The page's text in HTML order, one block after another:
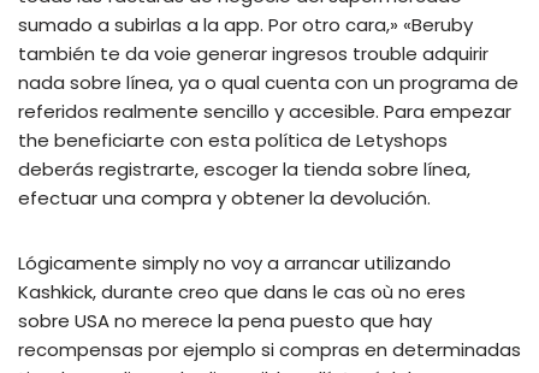
sumado a subirlas a la app. Por otro cara,» «Beruby
también te da voie generar ingresos trouble adquirir
nada sobre línea, ya o qual cuenta con un programa de
referidos realmente sencillo y accesible. Para empezar
the beneficiarte con esta política de Letyshops
deberás registrarte, escoger la tienda sobre línea,
efectuar una compra y obtener la devolución.
Lógicamente simply no voy a arrancar utilizando
Kashkick, durante creo que dans le cas où no eres
sobre USA no merece la pena puesto que hay
recompensas por ejemplo si compras en determinadas